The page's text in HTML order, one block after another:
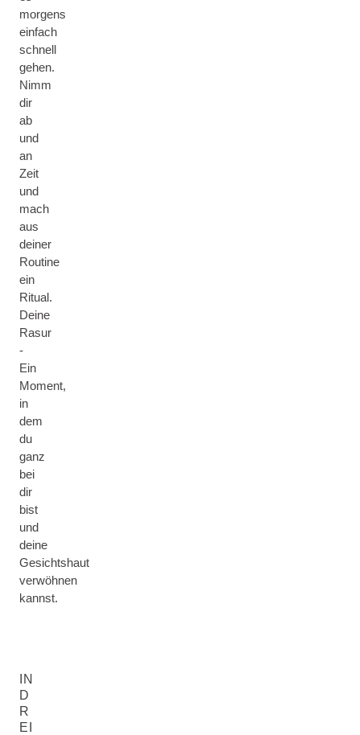
morgens
einfach
schnell
gehen.
Nimm
dir
ab
und
an
Zeit
und
mach
aus
deiner
Routine
ein
Ritual.
Deine
Rasur
-
Ein
Moment,
in
dem
du
ganz
bei
dir
bist
und
deine
Gesichtshaut
verwöhnen
kannst.
IN
D
R
EI